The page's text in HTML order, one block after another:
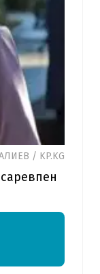
/ KP.KG